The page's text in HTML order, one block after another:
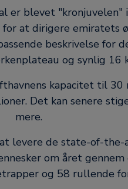
er blevet
at dirigere emiratets
beskrivelse for
og synlig 16
kapacitet til 30
Det kan senere
mere.
levere de state-of-the-
om året gennem
og 58 rullende